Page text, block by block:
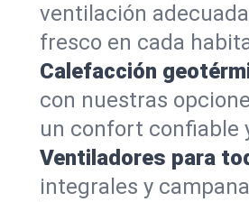
ventilación
fresco en cada
Calefacción
con nuestras
un confort confiable
Ventiladores para
integrales y